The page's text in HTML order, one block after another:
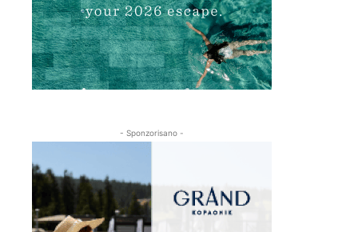
- Sponzorisano -